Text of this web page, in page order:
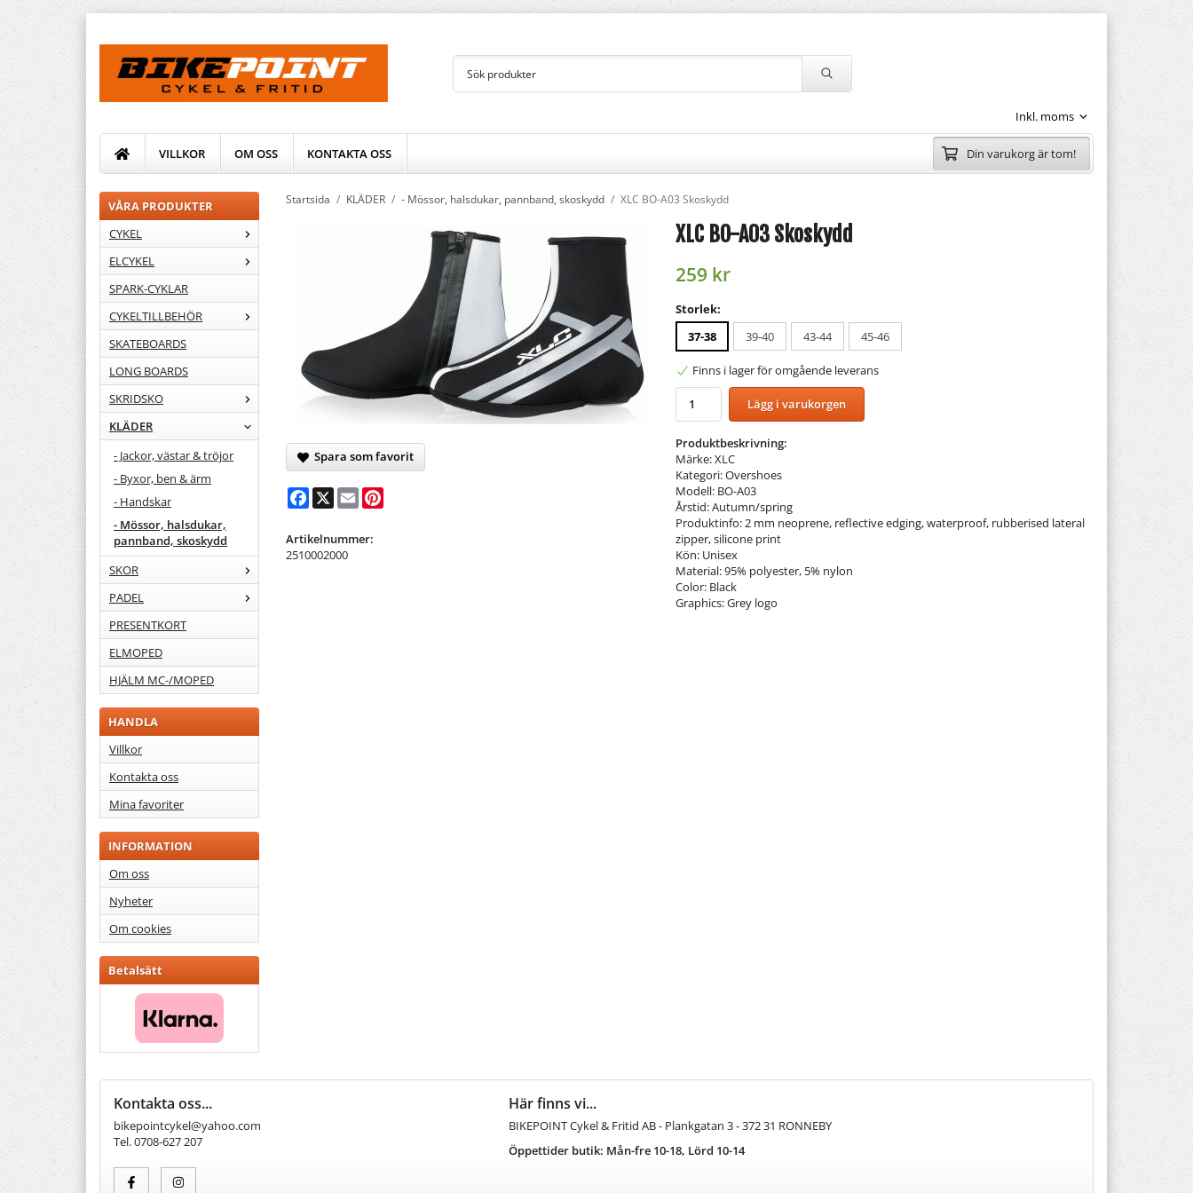
VILLKOR OM OSS KONTAKTA OSS Din varukorg är tom!
VÅRA PRODUKTER
CYKEL
ELCYKEL
SPARK-CYKLAR
CYKELTILLBEHÖR
SKATEBOARDS
LONG BOARDS
SKRIDSKO
KLÄDER
- Jackor, västar & tröjor
- Byxor, ben & ärm
- Handskar
- Mössor, halsdukar,
pannband, skoskydd
SKOR
PADEL
PRESENTKORT
ELMOPED
HJÄLM MC-/MOPED
HANDLA
Villkor
Kontakta oss
Mina favoriter
INFORMATION
Om oss
Nyheter
Om cookies
Betalsätt
Startsida / KLÄDER / - Mössor, halsdukar, pannband, skoskydd / XLC BO-A03 Skoskydd
XLC BO-A03 Skoskydd
259 kr
Storlek:
37-38
39-40 43-44 45-46
Finns i lager för omgående leverans
Lägg i varukorgen
Produktbeskrivning:
Märke: XLC
Kategori: Overshoes
Modell: BO-A03
Årstid: Autumn/spring
Produktinfo: 2 mm neoprene, reflective edging, waterproof, rubberised lateral
zipper, silicone print
Kön: Unisex
Material: 95% polyester, 5% nylon
Color: Black
Graphics: Grey logo
Spara som favorit
Facebook
X Email
Artikelnummer:
2510002000
Kontakta oss...
bikepointcykel@yahoo.com
Tel. 0708-627 207
Här finns vi...
BIKEPOINT Cykel & Fritid AB - Plankgatan 3 - 372 31 RONNEBY
Öppettider butik: Mån-fre 10-18, Lörd 10-14